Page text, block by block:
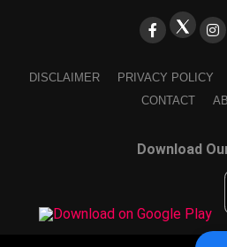
DISCLAIMER PRIVACY POLICY
CONTACT
Download